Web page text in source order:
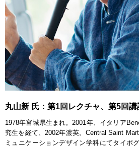
丸山新 氏：第1回レクチャ、第5回講
1978年宮城県生まれ。2001年、イタリア
究生を経て、2002年渡英。Central Saint
ミュニケーションデザイン学科にてタイポ